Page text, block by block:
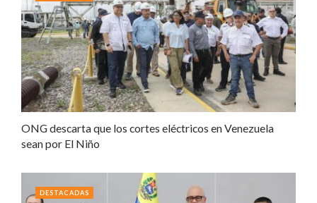
ONG descarta que los cortes eléctricos en Venezuela
sean por El Niño
DESTACADAS